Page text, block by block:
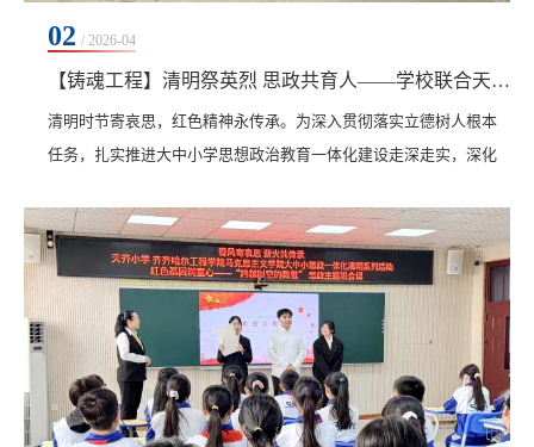
02 / 2026-04
【铸魂工程】清明祭英烈 思政共育人——学校联合天齐小学开展清明祭扫活动
​清明时节寄哀思，红色精神永传承。为深入贯彻落实立德树人根本
任务，扎实推进大中小学思想政治教育一体化建设走深走实，深化
学院牵头，联合土木与管理学院党委，与天齐小学共同走进西满烈
士陵园，开展“缅怀革命先烈传承红色基因”主题清明祭扫活动。马
克思主义学院、土木与管理学院师生党员代表及天齐小学师生代表
共同参与，以沉浸式红色实践搭建跨学段思政育人...